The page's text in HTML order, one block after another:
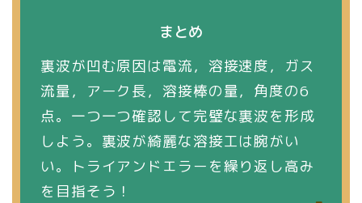
まとめ
裏波が凹む原因は電流，溶接速度，ガス
流量，アーク長，溶接棒の量，角度の6
点。一つ一つ確認して完璧な裏波を形成
しよう。裏波が綺麗な溶接工は腕がい
い。トライアンドエラーを繰り返し高み
を目指そう！